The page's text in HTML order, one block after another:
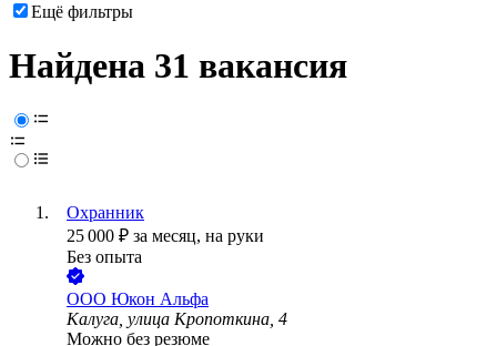
Ещё фильтры
Найдена 31 вакансия
Охранник
25 000 ₽ за месяц, на руки
Без опыта
ООО Юкон Альфа
Калуга, улица Кропоткина, 4
Можно без резюме